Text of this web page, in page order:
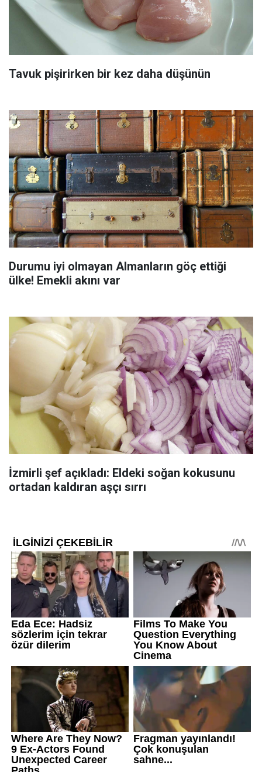
Tavuk pişirirken bir kez daha düşünün
Durumu iyi olmayan Almanların göç ettiği
ülke! Emekli akını var
İzmirli şef açıkladı: Eldeki soğan kokusunu
ortadan kaldıran aşçı sırrı